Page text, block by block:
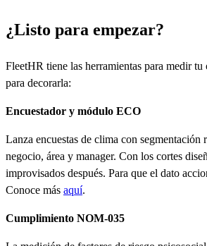
¿Listo para empezar?
FleetHR tiene las herramientas para medir
para decorarla:
Encuestador y módulo ECO
Lanza encuestas de clima con segmentación
negocio, área y manager. Con los cortes
improvisados después. Para que el dato
Conoce más aquí.
Cumplimiento NOM-035